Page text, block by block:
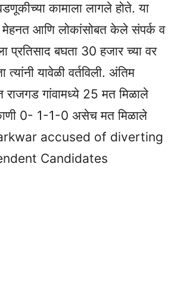
कामाला लागले होते. या
आणि लोकांसोबत केले संपर्क व
प्रतिसाद बघता 30 हजार च्या वर
यावेळी वर्तविली. अंतिम
गांवामध्ये 25 मत मिळाले
0- 1-1-0 असेच मत मिळाले
accused of diverting
Candidates